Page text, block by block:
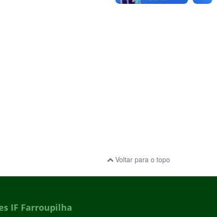
Voltar para o topo
IF Farroupilha